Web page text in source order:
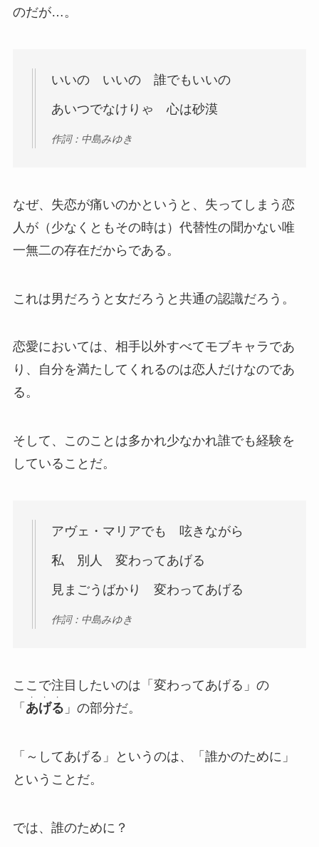
のだが…。
いいの いいの 誰でもいいの
あいつでなけりゃ 心は砂漠
作詞：中島みゆき
なぜ、失恋が痛いのかというと、失ってしまう恋
人が（少なくともその時は）代替性の聞かない唯
一無二の存在だからである。
これは男だろうと女だろうと共通の認識だろう。
恋愛においては、相手以外すべてモブキャラであ
り、自分を満たしてくれるのは恋人だけなのであ
る。
そして、このことは多かれ少なかれ誰でも経験を
していることだ。
アヴェ・マリアでも 呟きながら
私 別人 変わってあげる
見まごうばかり 変わってあげる
作詞：中島みゆき
ここで注目したいのは「変わってあげる」の
「 あげる
・・・
」の部分だ。
「～してあげる」というのは、「誰かのために」
ということだ。
では、誰のために？